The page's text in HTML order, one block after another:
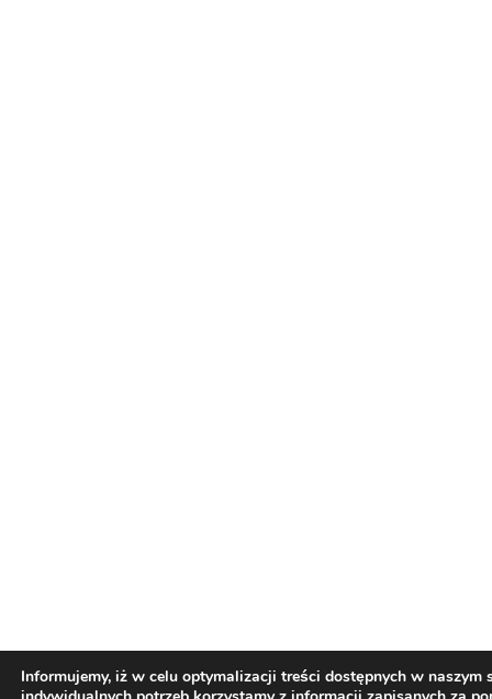
Informujemy, iż w celu optymalizacji treści dostępnych w